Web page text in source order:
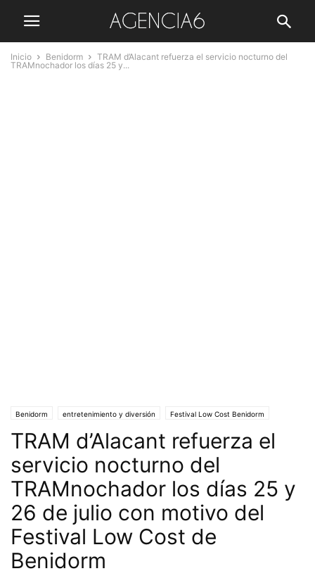
Inicio Benidorm
TRAM d’Alacant refuerza el servicio nocturno del
TRAMnochador los días 25 y...
Benidorm entretenimiento y diversión Festival Low Cost Benidorm
Juventud Portada Sociedad Transporte Público
TRAM d’Alacant refuerza el
servicio nocturno del
TRAMnochador los días 25 y
26 de julio con motivo del
Festival Low Cost de
Benidorm